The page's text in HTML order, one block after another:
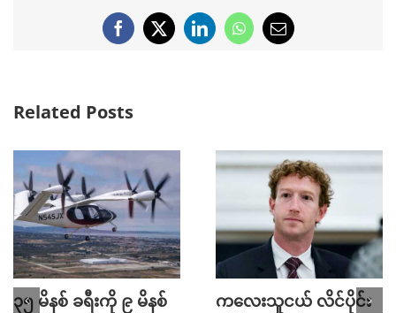
Facebook
X LinkedInWhatsApp
Email
Related Posts
၃၅ မိနစ် ခရီးကို ၉ မိနစ်
ကလေးသူငယ် လိင်ပိုင်း